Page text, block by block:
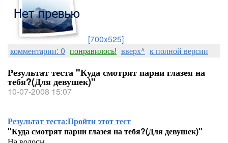
[700x525]
комментарии: 0 понравилось! вверх^ к полной версии
Результат теста "Куда смотрят парни глазея на
тебя?(Для девушек)"
10-07-2008 15:07
Результат теста:Пройти этот тест
"Куда смотрят парни глазея на тебя?(Для девушек)"